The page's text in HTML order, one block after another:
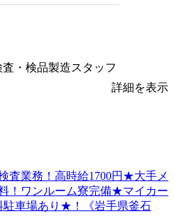
・検品製造スタッフ
詳細を表示